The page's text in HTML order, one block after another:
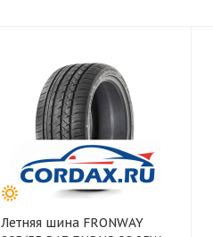
Летняя шина FRONWAY